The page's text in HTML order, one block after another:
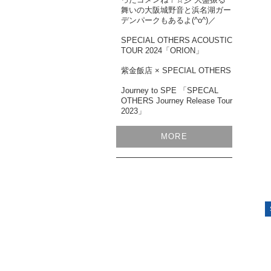
舞いの大阪城野音と浜名湖ガー
デンパークもあるよ(^o^)／
SPECIAL OTHERS ACOUSTIC
TOUR 2024「ORION」
紫金飯店 × SPECIAL OTHERS
Journey to SPE 「SPECAL
OTHERS Journey Release Tour
2023」
MORE